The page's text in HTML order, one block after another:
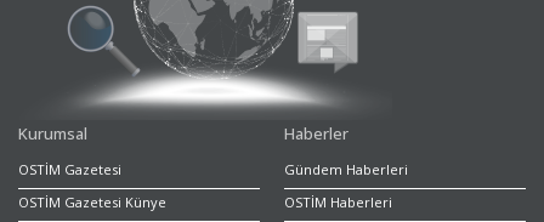
Kurumsal
OSTİM Gazetesi
OSTİM Gazetesi Künye
Haberler
Gündem Haberleri
OSTİM Haberleri